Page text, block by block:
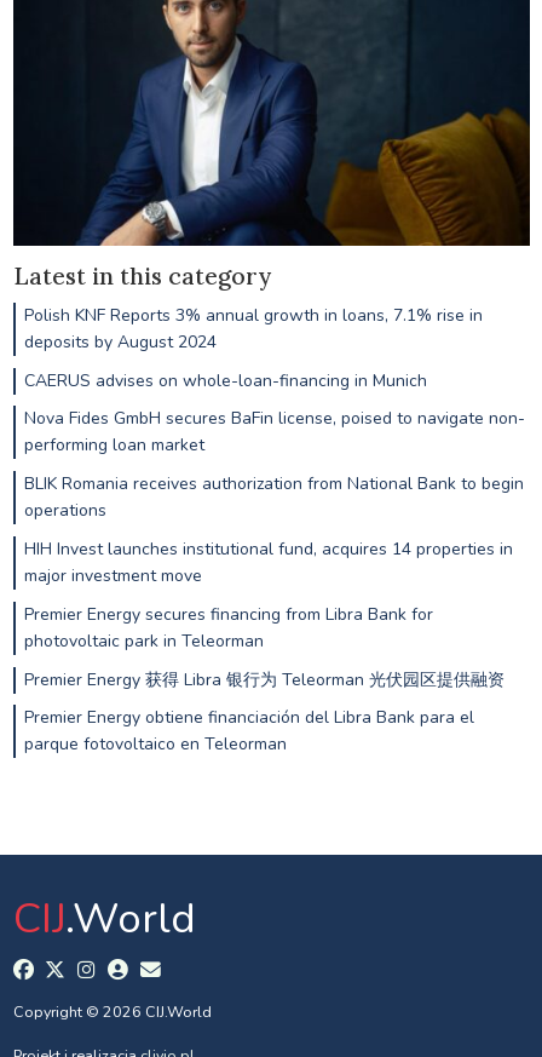
Latest in this category
Polish KNF Reports 3% annual growth in loans, 7.1% rise in
deposits by August 2024
CAERUS advises on whole-loan-financing in Munich
Nova Fides GmbH secures BaFin license, poised to navigate non-
performing loan market
BLIK Romania receives authorization from National Bank to begin
operations
HIH Invest launches institutional fund, acquires 14 properties in
major investment move
Premier Energy secures financing from Libra Bank for
photovoltaic park in Teleorman
Premier Energy 获得 Libra 银行为 Teleorman 光伏园区提供融资
Premier Energy obtiene financiación del Libra Bank para el
parque fotovoltaico en Teleorman
CIJ.World
Copyright © 2026 CIJ.World